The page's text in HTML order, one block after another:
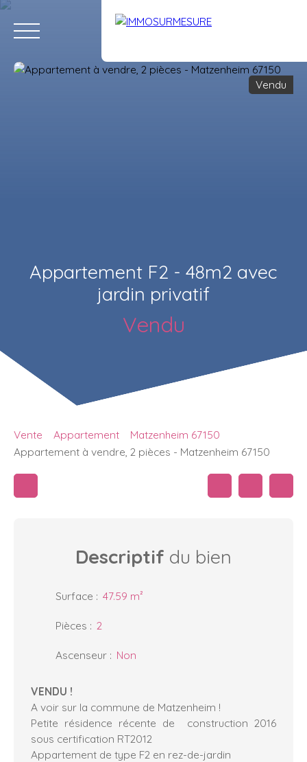
Vendu
Appartement F2 - 48m2 avec
jardin privatif
Vendu
Vente Appartement
Matzenheim 67150
Appartement à vendre, 2 pièces - Matzenheim 67150
Descriptif du bien
Surface : 47.59 m²
Pièces : 2
Ascenseur : Non
VENDU !
A voir sur la commune de Matzenheim !
Petite résidence récente de construction 2016
sous certification RT2012
Appartement de type F2 en rez-de-jardin